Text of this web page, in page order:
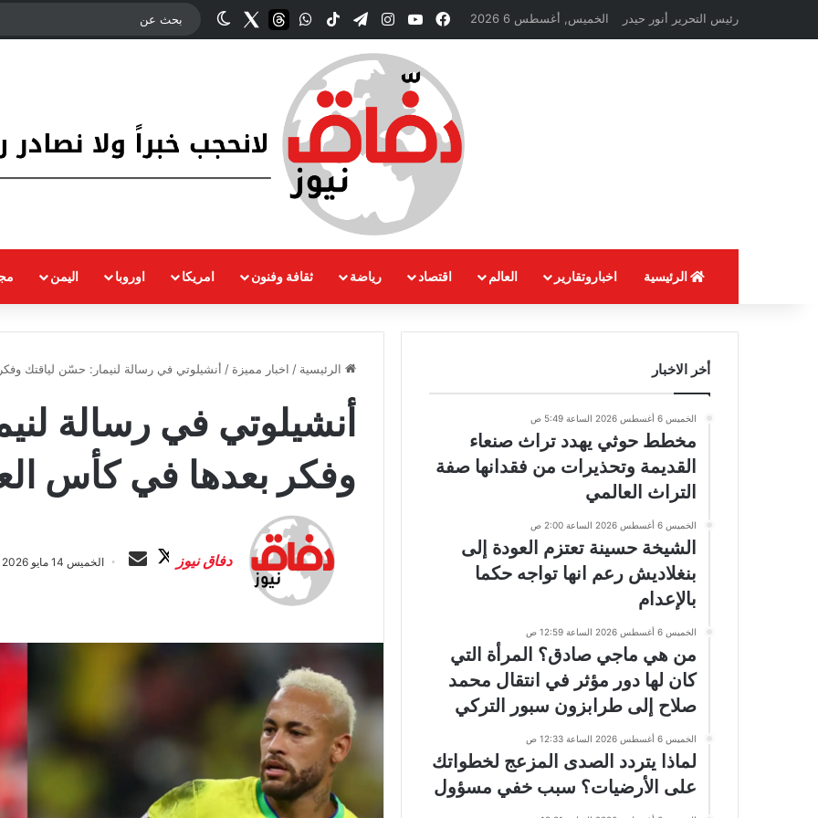
رئيس التحرير أنور حيدر الخميس, أغسطس 6 2026 فيسبوك‫YouTubeانستقرام
تيلقرام ‫TikTokواتسابthreads
Twitterالوضع المظلم
الرئيسية اخباروتقارير العالم اقتصاد رياضة ثقافة وفنون امريكا اوروبا اليمن
الرئيسية / اخبار مميزة / أنشيلوتي في رسالة لنيمار: حسّن لياقتك
أنشيلوتي في رسالة
وفكر بعدها في كأس
دفاق نيوز
ا
ب
ل
ر
الخميس 14 مايو 2026 الساعة 11:25 م
أخر الاخبار
الخميس 6 أغسطس 2026 الساعة 5:49 ص
مخطط حوثي يهدد تراث صنعاء
القديمة وتحذيرات من فقدانها صفة
التراث العالمي
الخميس 6 أغسطس 2026 الساعة 2:00 ص
الشيخة حسينة تعتزم العودة إلى
بنغلاديش رعم انها تواجه حكما
بالإعدام
الخميس 6 أغسطس 2026 الساعة 12:59 ص
من هي ماجي صادق؟ المرأة التي
كان لها دور مؤثر في انتقال محمد
صلاح إلى طرابزون سبور التركي
الخميس 6 أغسطس 2026 الساعة 12:33 ص
لماذا يتردد الصدى المزعج لخطواتك
على الأرضيات؟ سبب خفي مسؤول